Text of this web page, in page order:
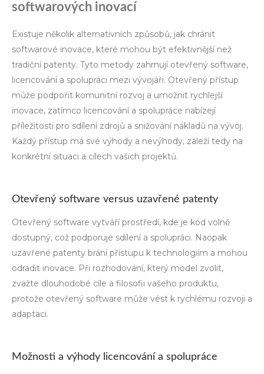
softwarových inovací
Existuje několik alternativních způsobů, jak chránit
softwarové inovace, které mohou být efektivnější než
tradiční patenty. Tyto metody zahrnují otevřený software,
licencování a spolupráci mezi vývojáři. Otevřený přístup
může podpořit komunitní rozvoj a umožnit rychlejší
inovace, zatímco licencování a spolupráce nabízejí
příležitosti pro sdílení zdrojů a snižování nákladů na vývoj.
Každý přístup má své výhody a nevýhody, záleží tedy na
konkrétní situaci a cílech vašich projektů.
Otevřený software versus uzavřené patenty
Otevřený software vytváří prostředí, kde je kód volně
dostupný, což podporuje sdílení a spolupráci. Naopak
uzavřené patenty brání přístupu k technologiím a mohou
odradit inovace. Při rozhodování, který model zvolit,
zvažte dlouhodobé cíle a filosofii vašeho produktu,
protože otevřený software může vést k rychlému rozvoji a
adaptaci.
Možnosti a výhody licencování a spolupráce